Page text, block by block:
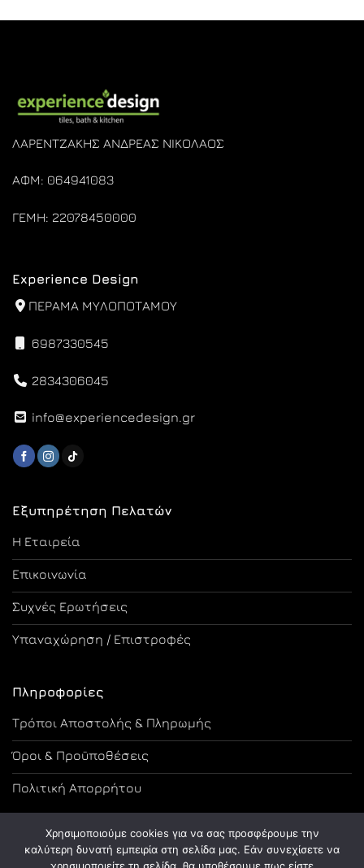
ΛΑΡΕΝΤΖΑΚΗΣ ΑΝΔΡΕΑΣ ΝΙΚΟΛΑΟΣ
ΑΦΜ: 064941083
ΓΕΜΗ: 22078450000
Εξυπηρέτηση Πελατών
Η Εταιρεία
Επικοινωνία
Συχνές Ερωτήσεις
Υπαναχώρηση / Επιστροφές
Πληροφορίες
Τρόποι Αποστολής & Πληρωμής
Όροι & Προϋποθέσεις
Πολιτική Απορρήτου
Experience Design
ΠΕΡΑΜΑ ΜΥΛΟΠΟΤΑΜΟΥ
6987330545
2834306045
info@experiencedesign.gr
Χρησιμοποιούμε cookies για να σας προσφέρουμε την
καλύτερη δυνατή εμπειρία στη σελίδα μας. Εάν συνεχίσετε να
χρησιμοποιείτε τη σελίδα, θα υποθέσουμε πως είστε